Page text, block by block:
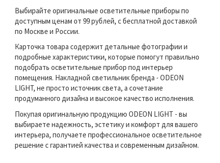
Выбирайте оригинальные осветительные приборы по
доступным ценам от 99 рублей, с бесплатной доставкой
по Москве и России.
Карточка товара содержит детальные фотографии и
подробные характеристики, которые помогут правильно
подобрать осветительные прибор под интерьер
помещения. Накладной светильник бренда - ODEON
LIGHT, не просто источник света, а сочетание
продуманного дизайна и высокое качество исполнения.
Покупая оригинальную продукцию ODEON LIGHT - вы
выбираете надежность, эстетику и комфорт для вашего
интерьера, получаете профессиональное осветительное
решение с гарантией качества и современным дизайном.